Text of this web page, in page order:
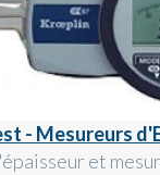
- Mesureurs
et